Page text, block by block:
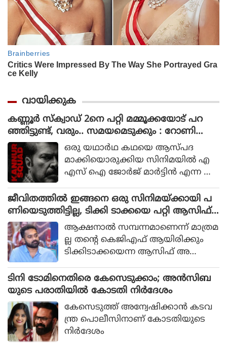
വായിക്കുക
കണ്ണൂർ സ്ക്വാഡ് 2നെ പറ്റി മമ്മൂക്കയോട് പറ
ഞ്ഞിട്ടുണ്ട്, വരും.. സമയമെടുക്കും : റോണി
ഡേവിഡ്
ഒരു യഥാര്‍ഥ കഥയെ ആസ്പദ
മാക്കിയൊരുക്കിയ സിനിമയില്‍ എ
എസ് ഐ ജോര്‍ജ് മാര്‍ട്ടിന്‍ എന്ന ക
ഥാപാത്രമായാണ് മമ്മൂട്ടി എത്തിയത്.
ഒരു കുറ്റവാളിയെ പിടികൂടാനായി ഉ
ത്തരേന്ത്യന്‍ സംസ്ഥാനങ്ങളിലേക്ക്
യാത്ര തിരിക്കുന്ന പോലീസ് സംഘ
ത്തിന്റെ കഥയായിരുന്നു 2023ല്‍ പുറ
ത്തിറങ്ങിയ സിനിമ പറഞ്ഞത്.
ജീവിതത്തിൽ ഇങ്ങനെ ഒരു സിനിമയ്ക്കായി പ
ണിയെടുത്തിട്ടില്ല, ടിക്കി ടാക്കയെ പറ്റി ആസിഫ്
അലി
ആക്ഷനാല്‍ സമ്പന്നമാണെന്ന് മാത്രമ
ല്ല തന്റെ കെജിഎഫ് ആയിരിക്കും
ടിക്കിടാക്കയെന്ന ആസിഫ് അ
ലിയുടെ തുറന്നുപറയലും ഒപ്പം വി എ
സ് രോഹിത്- ആസിഫ് അലി
കൂട്ടുക്കെട്ടിലുള്ള വിശ്വാസവും സിനിമ
യ്ക്ക് വലിയ ഹൈപ്പ് നല്‍കിയിട്ടുണ്ട്.
ടിനി ടോമിനെതിരെ കേസെടുക്കാം; അൻസിബ
യുടെ പരാതിയിൽ കോടതി നിർദേശം
കേസെടുത്ത് അന്വേഷിക്കാൻ കടവ
ന്ത്ര പൊലീസിനാണ് കോടതിയുടെ
നിർദേശം